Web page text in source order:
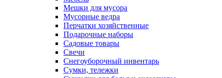
Мешки для мусора
Мусорные ведра
Перчатки хозяйственные
Подарочные наборы
Садовые товары
Свечи
Снегоуборочный инвентарь
Сумки, тележки